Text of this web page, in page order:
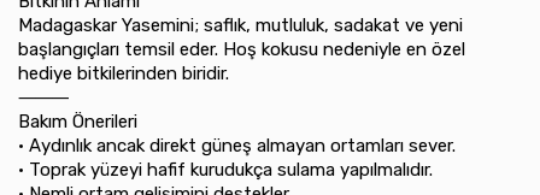
Madagaskar Yasemini; saflık, mutluluk, sadakat ve yeni
başlangıçları temsil eder. Hoş kokusu nedeniyle en özel
hediye bitkilerinden biridir.
⸻
Bakım Önerileri
•⁠ ⁠Aydınlık ancak direkt güneş almayan ortamları sever.
•⁠ ⁠Toprak yüzeyi hafif kurudukça sulama yapılmalıdır.